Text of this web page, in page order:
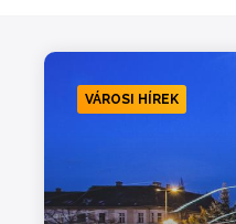
VÁROSI HÍREK